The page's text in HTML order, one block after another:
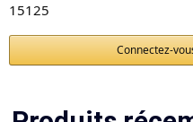
15125
Connectez-